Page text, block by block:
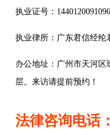
执业证号：
执业律所：广东君信经纶
办公地址： 广州市天河区
层。来访请提前预约！
法律咨询电话